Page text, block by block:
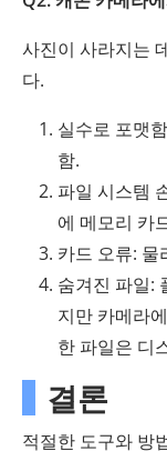
사진이 사라지는
다.
실수로 포맷
함.
파일 시스템
에 메모리 카
카드 오류: 물
숨겨진 파일:
지만 카메라
한 파일은 디
결론
적절한 도구와 방